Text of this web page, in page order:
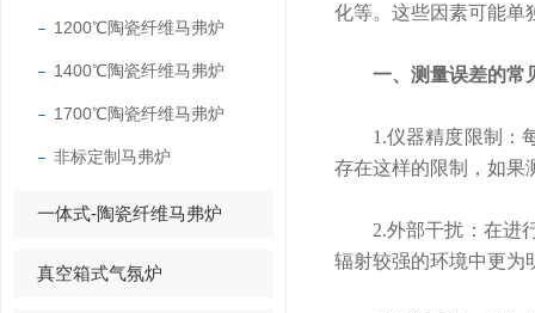
1200℃陶瓷纤维马弗炉
1400℃陶瓷纤维马弗炉
1700℃陶瓷纤维马弗炉
非标定制马弗炉
一体式-陶瓷纤维马弗炉
真空箱式气氛炉
化等。这些因素可能单
一、测量误差的常
1.仪器精度限制：每
存在这样的限制，如果
2.外部干扰：在进行
辐射较强的环境中更为